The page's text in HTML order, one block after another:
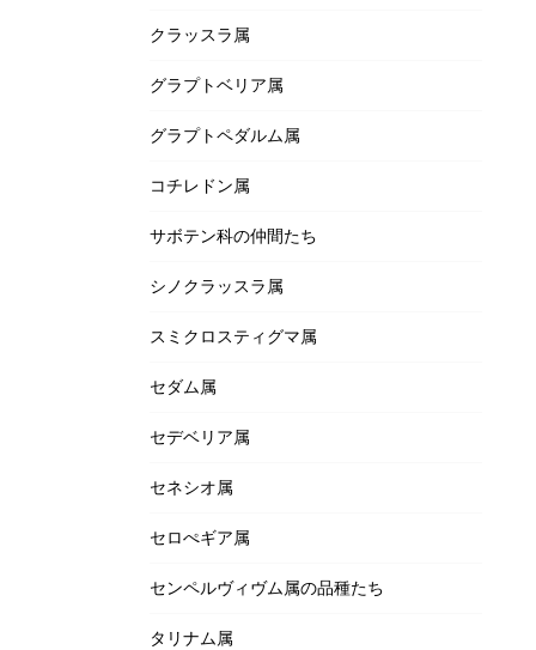
クラッスラ属
グラプトベリア属
グラプトペダルム属
コチレドン属
サボテン科の仲間たち
シノクラッスラ属
スミクロスティグマ属
セダム属
セデベリア属
セネシオ属
セロぺギア属
センペルヴィヴム属の品種たち
タリナム属